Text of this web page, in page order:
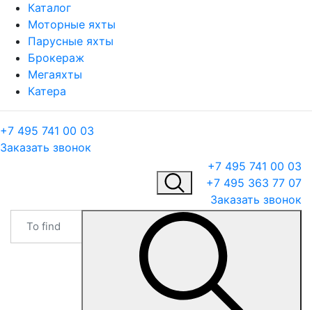
Каталог
Моторные яхты
Парусные яхты
Брокераж
Мегаяхты
Катера
+7 495 741 00 03
Заказать звонок
+7 495 741 00 03
+7 495 363 77 07
Заказать звонок